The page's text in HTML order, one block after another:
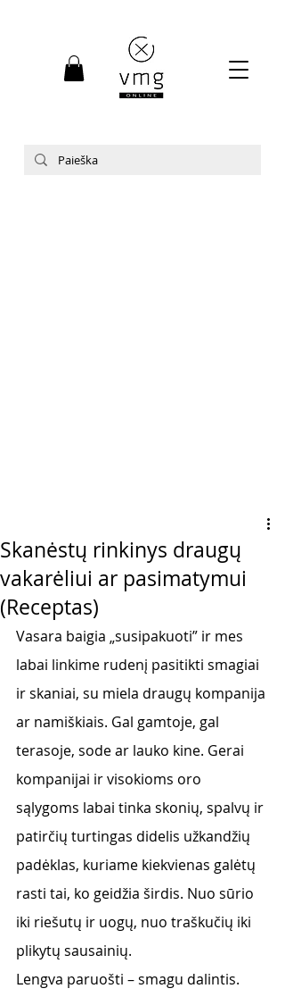
Skanėstų rinkinys draugų
vakarėliui ar pasimatymui
(Receptas)
Vasara baigia „susipakuoti” ir mes
labai linkime rudenį pasitikti smagiai
ir skaniai, su miela draugų kompanija
ar namiškiais. Gal gamtoje, gal
terasoje, sode ar lauko kine. Gerai
kompanijai ir visokioms oro
sąlygoms labai tinka skonių, spalvų ir
patirčių turtingas didelis užkandžių
padėklas, kuriame kiekvienas galėtų
rasti tai, ko geidžia širdis. Nuo sūrio
iki riešutų ir uogų, nuo traškučių iki
plikytų sausainių.
Lengva paruošti – smagu dalintis.